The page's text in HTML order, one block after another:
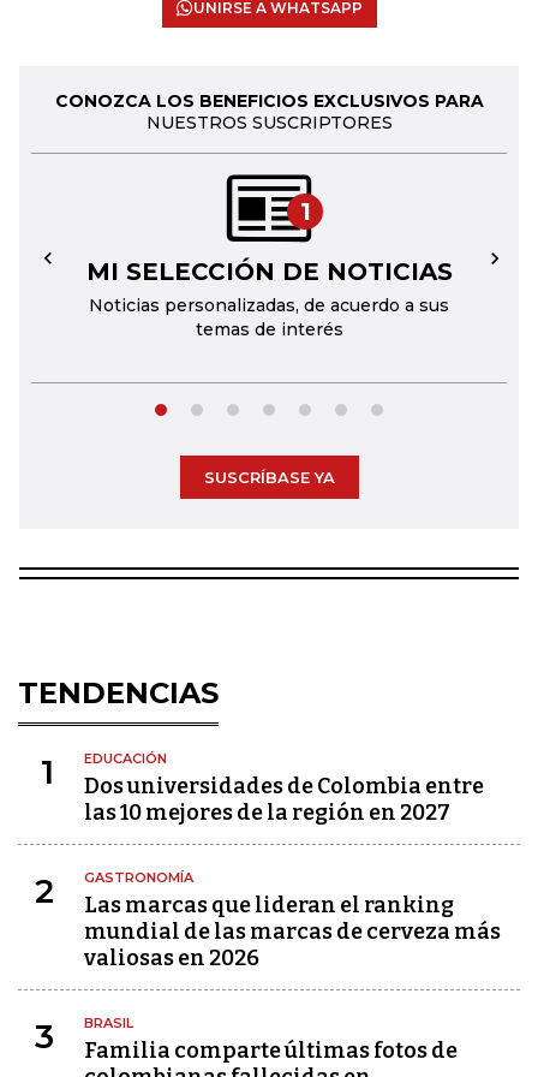
UNIRSE A WHATSAPP
CONOZCA LOS BENEFICIOS EXCLUSIVOS PARA
NUESTROS SUSCRIPTORES
1
MI SELECCIÓN DE NOTICIAS
Noticias personalizadas, de acuerdo a sus
temas de interés
← →
SUSCRÍBASE YA
TENDENCIAS
1 EDUCACIÓN
Dos universidades de Colombia entre
las 10 mejores de la región en 2027
2 GASTRONOMÍA
Las marcas que lideran el ranking
mundial de las marcas de cerveza más
valiosas en 2026
3 BRASIL
Familia comparte últimas fotos de